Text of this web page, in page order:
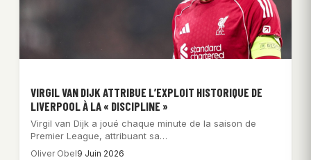
VIRGIL VAN DIJK ATTRIBUE L’EXPLOIT HISTORIQUE DE
LIVERPOOL À LA « DISCIPLINE »
Virgil van Dijk a joué chaque minute de la saison de
Premier League, attribuant sa…
Oliver Obel9 Juin 2026